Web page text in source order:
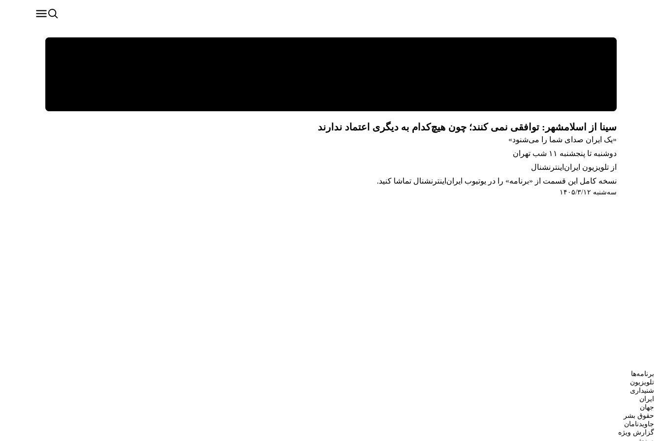
سینا از اسلامشهر: توافقی نمی کنند؛ چون هیچ‌کدام به دیگری اعتماد ندارند
«یک ایران صدای شما را می‌شنود»
دوشنبه تا پنجشنبه ۱۱ شب تهران
از تلویزیون ایران‌اینترنشنال
نسخه کامل این قسمت از «برنامه» را در یوتیوب ایران‌اینترنشنال تماشا کنید.
سه‌شنبه ۱۴۰۵/۳/۱۲
برنامه‌ها
تلویزیون
شنیداری
ایران
جهان
حقوق بشر
جاویدنامان
گزارش ویژه